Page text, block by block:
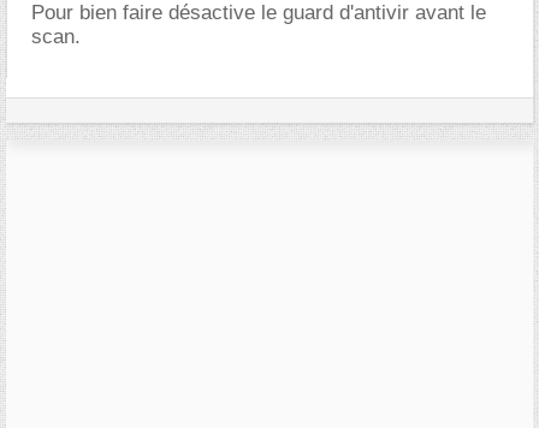
Pour bien faire désactive le guard d'antivir avant le
scan.